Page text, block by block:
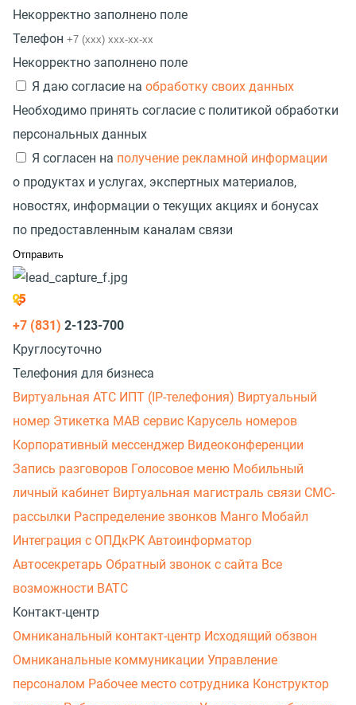
Некорректно заполнено поле
Телефон
Некорректно заполнено поле
Я даю согласие на обработку своих данных
Необходимо принять согласие с политикой обработки
персональных данных
Я согласен на получение рекламной информации
о продуктах и услугах, экспертных материалов,
новостях, информации о текущих акциях и бонусах
по предоставленным каналам связи
+7 (831) 2-123-700
Круглосуточно
Телефония для бизнеса
Виртуальная АТС ИПТ (IP-телефония) Виртуальный
номер Этикетка МАВ сервис Карусель номеров
Корпоративный мессенджер Видеоконференции
Запись разговоров Голосовое меню Мобильный
личный кабинет Виртуальная магистраль связи СМС-
рассылки Распределение звонков Манго Мобайл
Интеграция с ОПДкРК Автоинформатор
Автосекретарь Обратный звонок с сайта Все
возможности ВАТС
Контакт-центр
Омниканальный контакт-центр Исходящий обзвон
Омниканальные коммуникации Управление
персоналом Рабочее место сотрудника Конструктор